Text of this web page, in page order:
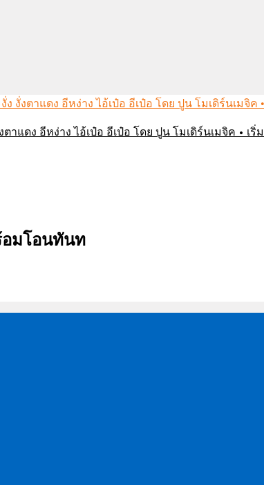
าแดง อีหง่าง ไอ้เป๋อ อีเป๋อ โดย ปูน โมเดิร์นเมจิค • เ
อมโอนทันท